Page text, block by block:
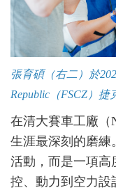
張育碩（右二）於
Republic （FSCZ ）捷
在清大賽車工廠（
生涯最深刻的磨練
活動，而是一項高
控、動力到空力設